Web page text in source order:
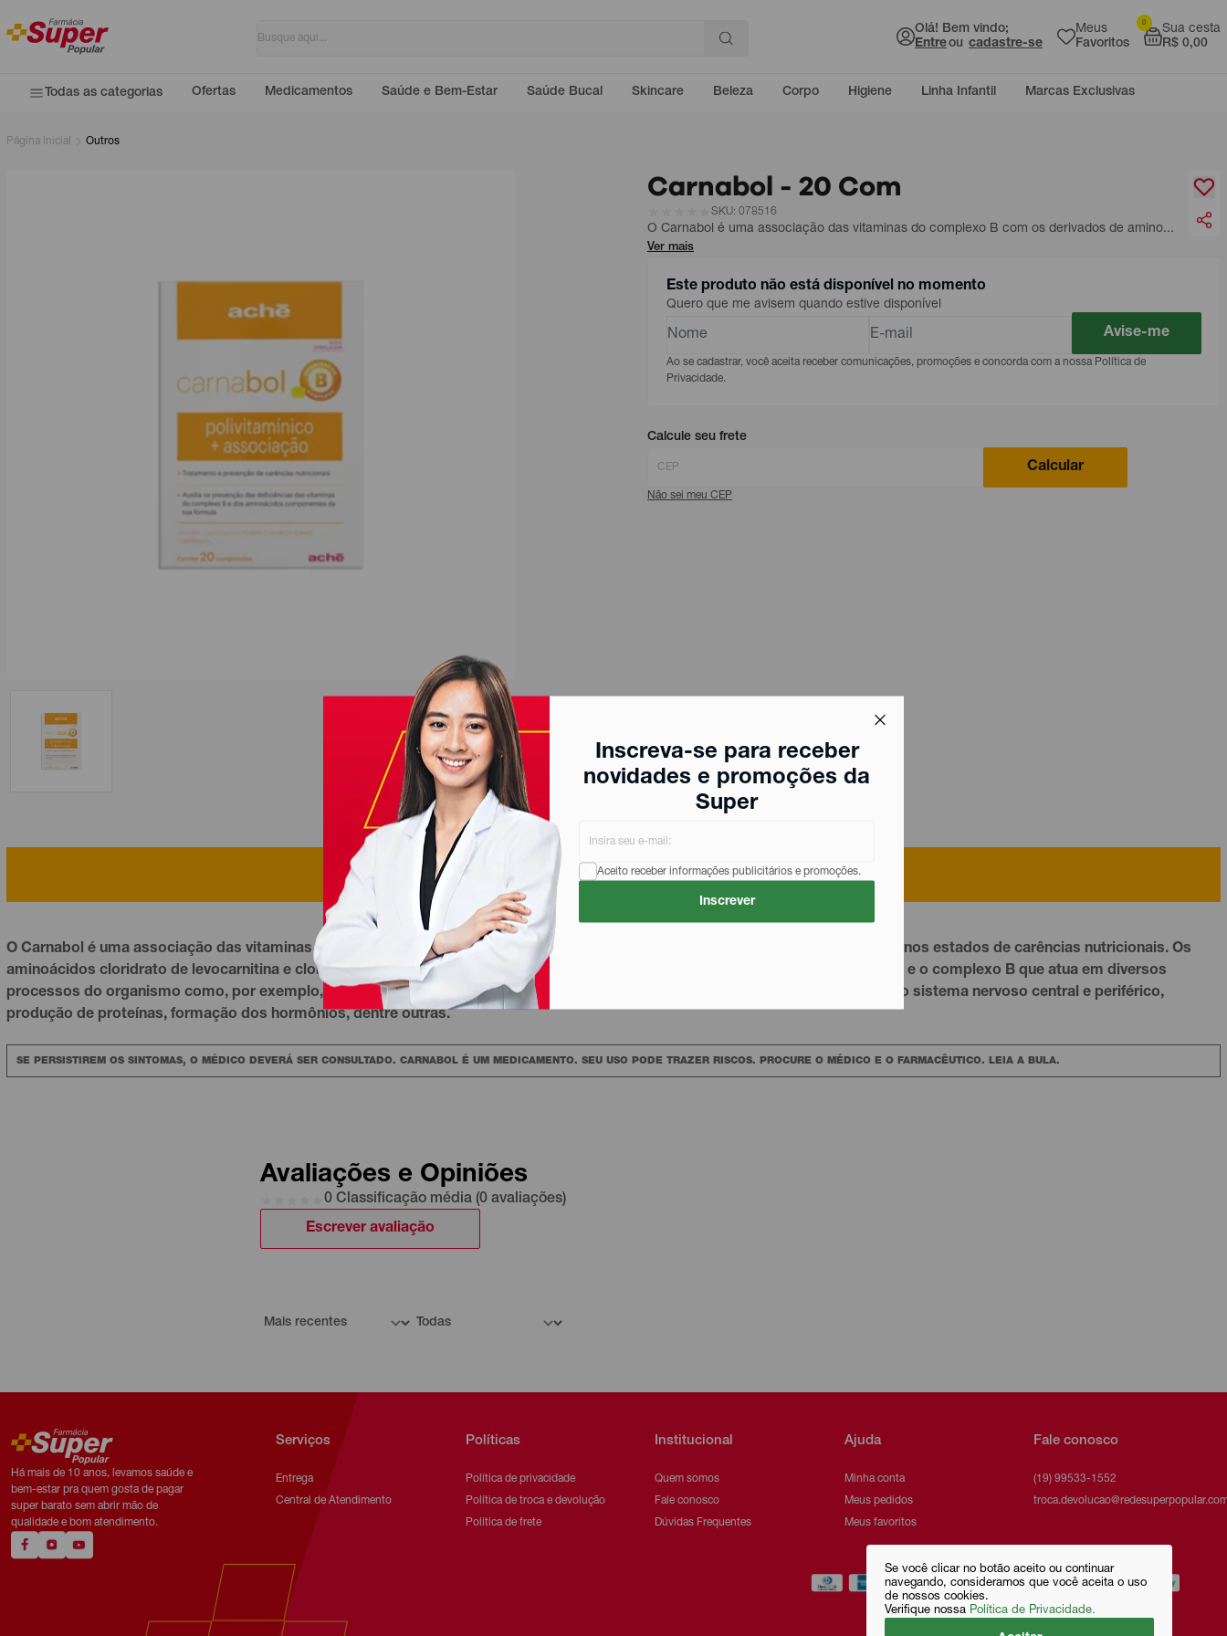
Olá! Bem vindo;
Entreou cadastre-se
Meus
Favoritos
Sua cesta
R$ 0,00
0
Inscreva-se para receber
novidades e promoções da
Super
Aceito receber informações publicitários e promoções.
Inscrever
Se você clicar no botão aceito ou continuar
navegando, consideramos que você aceita o uso
de nossos cookies.
Verifique nossa Política de Privacidade.
Todas as categorias Ofertas Medicamentos Saúde e Bem-Estar Saúde Bucal Skincare Beleza Corpo Higiene Linha Infantil Marcas Exclusivas
Página inicial Outros
Carnabol - 20 Com
SKU: 078516
O Carnabol é uma associação das vitaminas do complexo B com os derivados de amino...
Ver mais
Este produto não está disponível no momento
Quero que me avisem quando estive disponível
Avise-me
Ao se cadastrar, você aceita receber comunicações, promoções e concorda com a nossa Política de
Privacidade.
Calcule seu frete
Calcular
Não sei meu CEP
Descrição
O Carnabol é uma associação das vitaminasdo complexo B com os derivados de aminoácidos levolisina e levocarnitina, indicado nos estados de carências nutricionais. Os
aminoácidos cloridrato de levocarnitina e cloridrato de levolisina atuam na produção de proteínas e no metabolismo das gorduras e o complexo B que atua em diversos
processos do organismo como, por exemplo, o metabolismo energético, formação dos glóbulos brancos e vermelhos, funções do sistema nervoso central e periférico,
produção de proteínas, formação dos hormônios, dentre outras.
SE PERSISTIREM OS SINTOMAS, O MÉDICO DEVERÁ SER CONSULTADO. CARNABOL É UM MEDICAMENTO. SEU USO PODE TRAZER RISCOS. PROCURE O MÉDICO E O FARMACÊUTICO. LEIA A BULA.
Avaliações e Opiniões
0 Classificação média (0 avaliações)
Escrever avaliação
Há mais de 10 anos, levamos saúde e
bem-estar pra quem gosta de pagar
super barato sem abrir mão de
qualidade e bom atendimento.
Serviços
Entrega
Central de Atendimento
Políticas
Política de privacidade
Política de troca e devolução
Política de frete
Institucional
Quem somos
Fale conosco
Dúvidas Frequentes
Ajuda
Minha conta
Meus pedidos
Meus favoritos
Fale conosco
(19) 99533-1552